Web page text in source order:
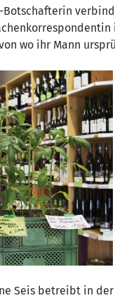
wo ihr Mann
Seis betreibt in